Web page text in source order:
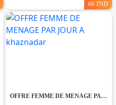
60 TND
OFFRE FEMME DE MENAGE PAR JOUR A khaznadar